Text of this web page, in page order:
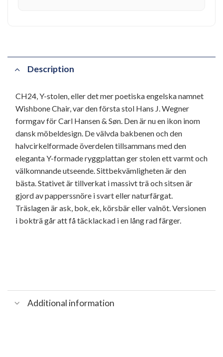
Description
CH24, Y-stolen, eller det mer poetiska engelska namnet
Wishbone Chair, var den första stol Hans J. Wegner
formgav för Carl Hansen & Søn. Den är nu en ikon inom
dansk möbeldesign. De välvda bakbenen och den
halvcirkelformade överdelen tillsammans med den
eleganta Y-formade ryggplattan ger stolen ett varmt och
välkomnande utseende. Sittbekvämligheten är den
bästa. Stativet är tillverkat i massivt trä och sitsen är
gjord av papperssnöre i svart eller naturfärgat.
Träslagen är ask, bok, ek, körsbär eller valnöt. Versionen
i bokträ går att få täcklackad i en lång rad färger.
Additional information